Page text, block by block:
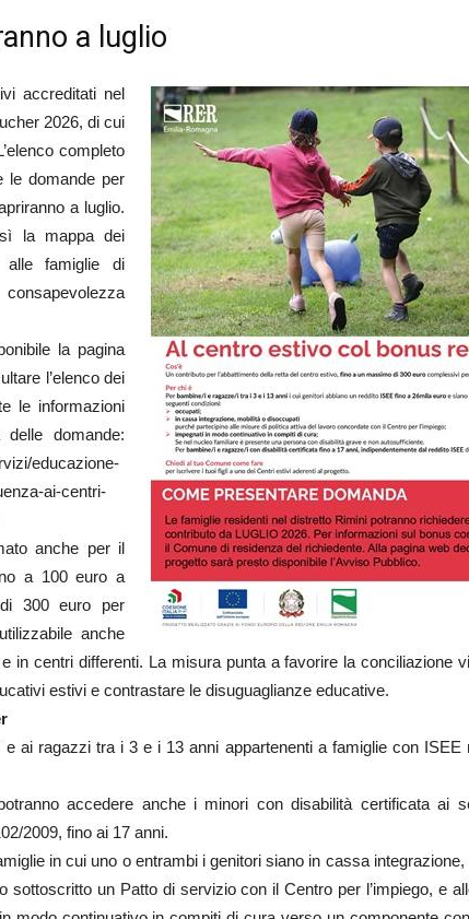
a luglio
accreditati nel
2026, di cui
completo
le domande per
a luglio.
la mappa dei
alle famiglie di
la pagina
l’elenco dei
le informazioni
delle domande:
educazione-
ai-centri-
anche per il
a 100 euro a
300 euro per
anche
in centri differenti. La misura punta a favorire la conciliazione
estivi e contrastare le disuguaglianze educative.
ai ragazzi tra i 3 e i 13 anni appartenenti a famiglie con ISEE
accedere anche i minori con disabilità certificata ai
2009, fino ai 17 anni.
in cui uno o entrambi i genitori siano in cassa integrazione,
sottoscritto un Patto di servizio con il Centro per l’impiego, e